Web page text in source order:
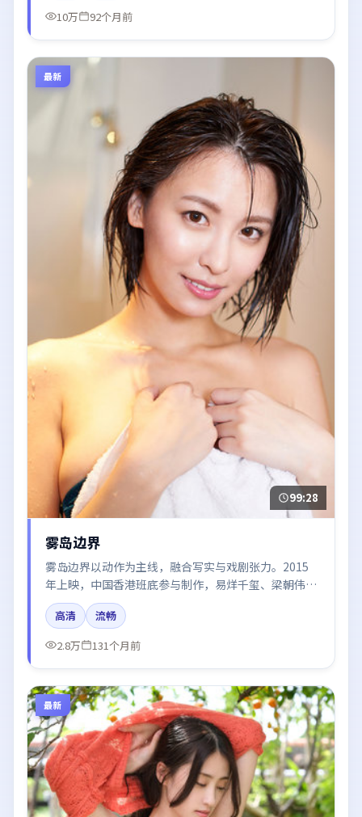
10万
92个月前
最新
99:28
雾岛边界
雾岛边界以动作为主线，融合写实与戏剧张力。2015
年上映，中国香港班底参与制作，易烊千玺、梁朝伟、
汤唯、肖战在片中呈现细腻表演，影像风格统一，配乐
与剪辑强化了情绪曲线。
高清
流畅
2.8万
131个月前
最新